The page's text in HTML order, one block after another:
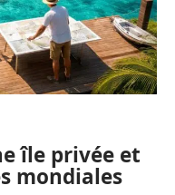
île privée et
mondiales